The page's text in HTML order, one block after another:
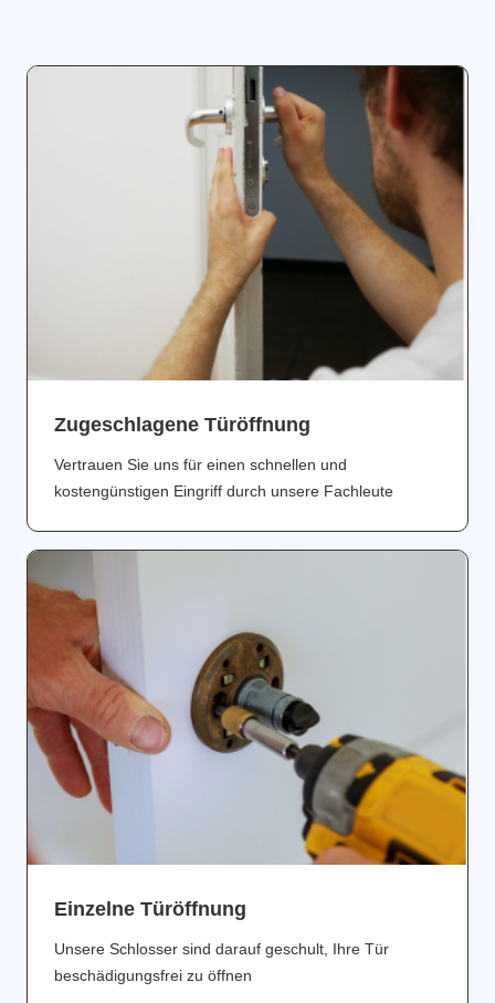
Zugeschlagene Türöffnung
Vertrauen Sie uns für einen schnellen und
kostengünstigen Eingriff durch unsere Fachleute
Einzelne Türöffnung
Unsere Schlosser sind darauf geschult, Ihre Tür
beschädigungsfrei zu öffnen